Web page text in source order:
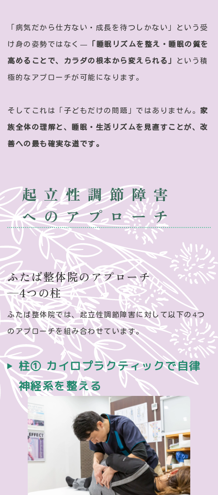
「病気だから仕方ない・成長を待つしかない」という受
け身の姿勢ではなく— 「睡眠リズムを整え・睡眠の質を
高めることで、カラダの根本から変えられる」 という積
極的なアプローチが可能になります。
そしてこれは「子どもだけの問題」ではありません。 家
族全体の理解と、睡眠・生活リズムを見直すことが、改
善への最も確実な道です。
起立性調節障害
へのアプローチ
ふたば整体院のアプローチ
—4つの柱
ふたば整体院では、起立性調節障害に対して以下の4つ
のアプローチを組み合わせています。
柱① カイロプラクティックで自律
神経系を整える